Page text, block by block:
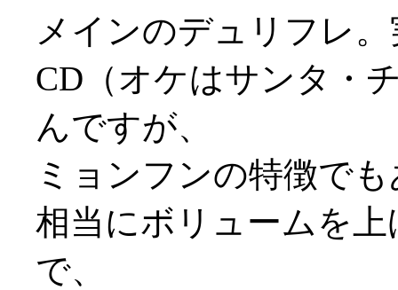
メインのデュリフレ
CD（オケはサンタ・
んですが、
ミョンフンの特徴で
相当にボリュームを
で、